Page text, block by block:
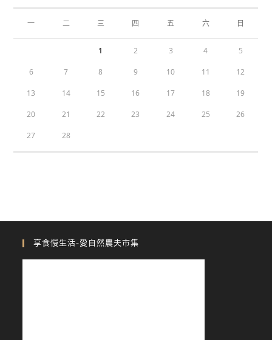
一 二 三 四 五 六 日
1 2 3 4 5
6 7 8 9 10 11 12
13 14 15 16 17 18 19
20 21 22 23 24 25 26
27 28
享食慢生活-愛自然農夫市集